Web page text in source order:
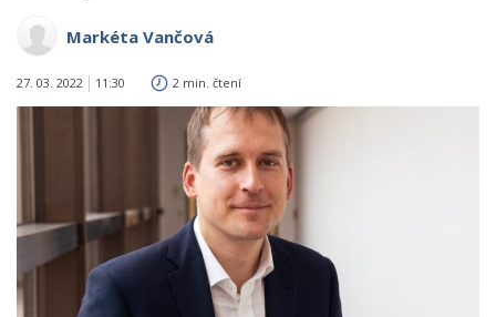
Markéta Vančová
27. 03. 2022 11:30 2 min. čtení